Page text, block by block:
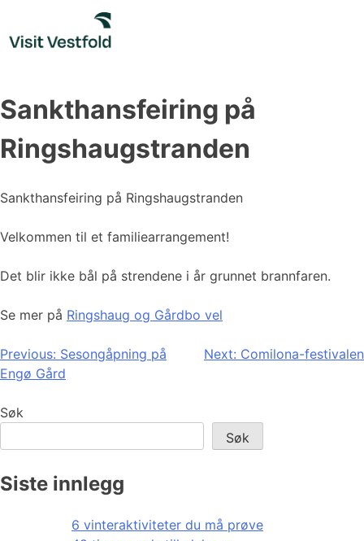
content
Sankthansfeiring på
Ringshaugstranden
Sankthansfeiring på Ringshaugstranden
Velkommen til et familiearrangement!
Det blir ikke bål på strendene i år grunnet brannfaren.
Se mer på Ringshaug og Gårdbo vel
Innleggsnavigasjon
Previous: Sesongåpning på
Engø Gård
Next: Comilona-festivalen
Søk
Søk
Siste innlegg
6 vinteraktiviteter du må prøve